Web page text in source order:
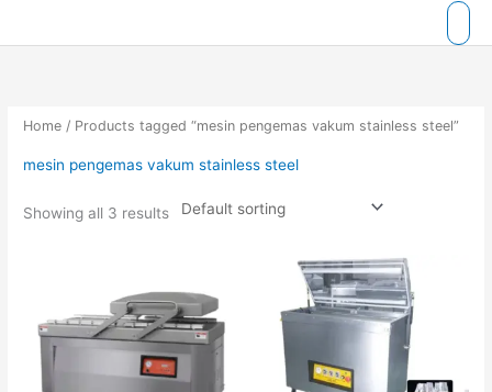
Home / Products tagged “mesin pengemas vakum stainless steel”
mesin pengemas vakum stainless steel
Showing all 3 results